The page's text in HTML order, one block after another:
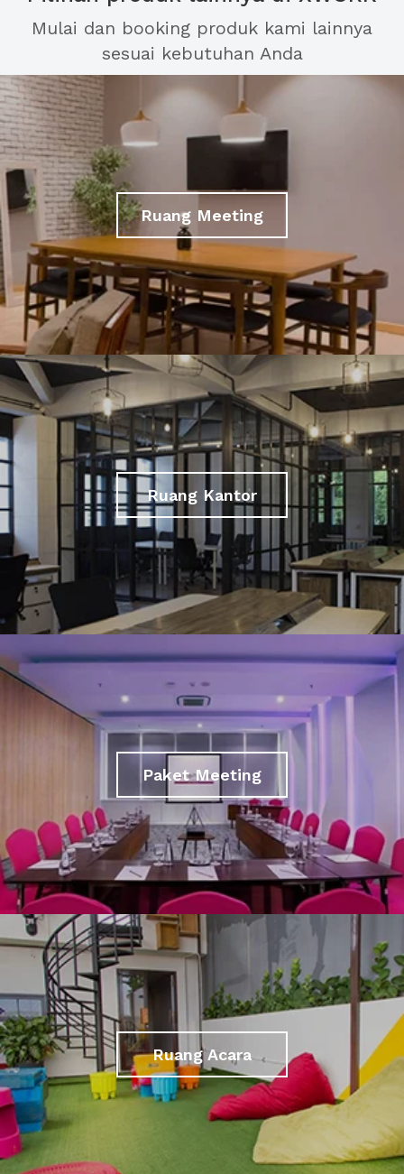
Mulai dan booking produk kami lainnya
sesuai kebutuhan Anda
Ruang Meeting
Ruang Kantor
Paket Meeting
Ruang Acara